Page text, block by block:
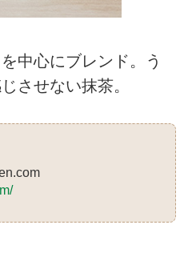
中心にブレンド。う
させない抹茶。